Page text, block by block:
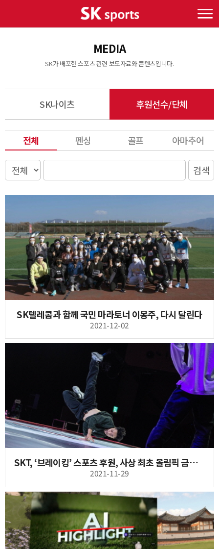
MEDIA
SK가 배포한 스포츠 관련 보도자료와 콘텐츠입니다.
SK나이츠 후원선수/단체
전체 펜싱 골프 아마추어
SK텔레콤과 함께 국민 마라토너 이봉주, 다시 달린다
2021-12-02
SKT, ‘브레이킹’ 스포츠 후원, 사상 최초 올림픽 금빛 도전에 힘 보탠다
2021-11-29